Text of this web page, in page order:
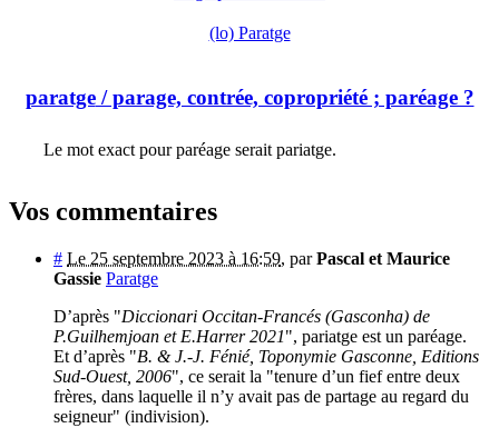
(lo) Paratge
paratge/ parage, contrée, copropriété ; paréage ?
Le mot exact pour paréage serait pariatge.
Vos commentaires
# Le 25 septembre 2023 à 16:59, parPascal et Maurice
Gassie Paratge
D’après "Diccionari Occitan-Francés (Gasconha) de
P.Guilhemjoan et E.Harrer 2021", pariatge est un paréage.
Et d’après "B. & J.-J. Fénié, Toponymie Gasconne, Editions
Sud-Ouest, 2006", ce serait la "tenure d’un fief entre deux
frères, dans laquelle il n’y avait pas de partage au regard du
seigneur" (indivision).